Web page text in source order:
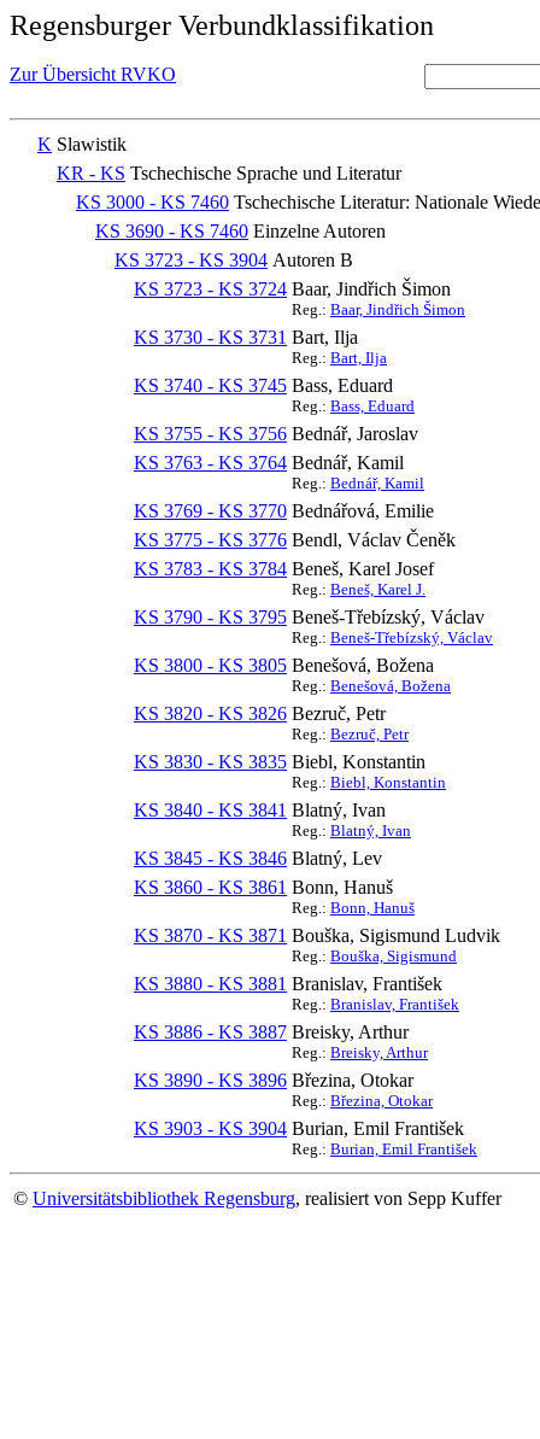
Regensburger Verbundklassifikation
Zur Übersicht RVKO
K Slawistik
KR - KS Tschechische Sprache und Literatur
KS 3000 - KS 7460 Tschechische Literatur: Nationale
KS 3690 - KS 7460 Einzelne Autoren
KS 3723 - KS 3904 Autoren B
KS 3723 - KS 3724 Baar, Jindřich Šimon
Reg.: Baar, Jindřich Šimon
KS 3730 - KS 3731 Bart, Ilja
Reg.: Bart, Ilja
KS 3740 - KS 3745 Bass, Eduard
Reg.: Bass, Eduard
KS 3755 - KS 3756 Bednář, Jaroslav
KS 3763 - KS 3764 Bednář, Kamil
Reg.: Bednář, Kamil
KS 3769 - KS 3770 Bednářová, Emilie
KS 3775 - KS 3776 Bendl, Václav Čeněk
KS 3783 - KS 3784 Beneš, Karel Josef
Reg.: Beneš, Karel J.
KS 3790 - KS 3795 Beneš-Třebízský, Václav
Reg.: Beneš-Třebízský, Václav
KS 3800 - KS 3805 Benešová, Božena
Reg.: Benešová, Božena
KS 3820 - KS 3826 Bezruč, Petr
Reg.: Bezruč, Petr
KS 3830 - KS 3835 Biebl, Konstantin
Reg.: Biebl, Konstantin
KS 3840 - KS 3841 Blatný, Ivan
Reg.: Blatný, Ivan
KS 3845 - KS 3846 Blatný, Lev
KS 3860 - KS 3861 Bonn, Hanuš
Reg.: Bonn, Hanuš
KS 3870 - KS 3871 Bouška, Sigismund Ludvik
Reg.: Bouška, Sigismund
KS 3880 - KS 3881 Branislav, František
Reg.: Branislav, František
KS 3886 - KS 3887 Breisky, Arthur
Reg.: Breisky, Arthur
KS 3890 - KS 3896 Březina, Otokar
Reg.: Březina, Otokar
KS 3903 - KS 3904 Burian, Emil František
Reg.: Burian, Emil František
© Universitätsbibliothek Regensburg, realisiert von Sepp Kuffer